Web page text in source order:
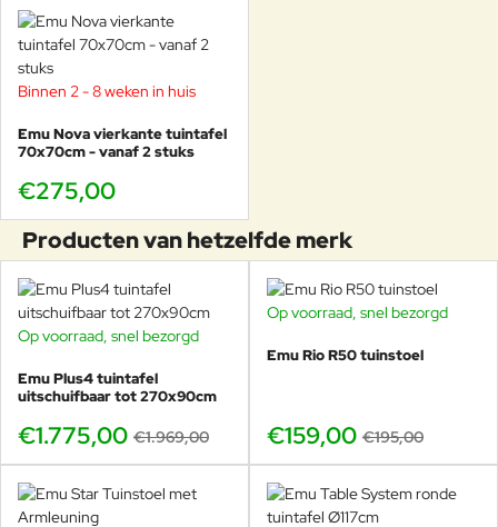
Snelle keuzehulp: wilt u de meest compacte oplossing? Kies
70x70. Wilt u net wat ruimer tafelen? 80x80. Wilt u één tafel
per stuk bestellen? Dan is 90x90 vaak de beste route.
Onderhoudstips voor jarenlang
plezier
Dagelijks onderhoud
Reinig met water en mild sop.
Gebruik een zachte doek (geen schurende
middelen).
Winter / opslag
Bij voorkeur droog opslaan of goed afdekken bij
lange stilstand.
Binnen 2 - 8 weken in huis
Emu Nova vierkante tuintafel
70x70cm - vanaf 2 stuks
€275,00
Producten van hetzelfde merk
-10%
Op voorraad, snel bezorgd
Emu Plus4 tuintafel
uitschuifbaar tot 270x90cm
€1.775,00 €1.969,00
-18%
Op voorraad, snel bezorgd
Emu Rio R50 tuinstoel
€159,00 €195,00